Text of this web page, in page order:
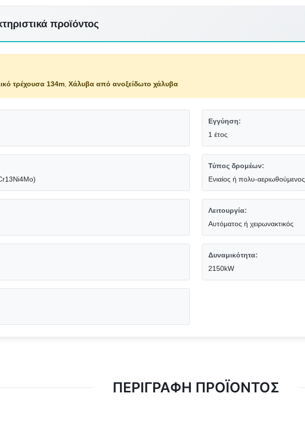
προϊόντος
τρέχουσα 134m Χάλυβα από ανοξείδωτο χάλυβα
Εγγύηση:
1 έτος
Τύπος δρομέων:
Ενιαίος ή πολυ-αεριωθούμενος
Λειτουργία:
Αυτόματος ή χειρωνακτικός
Δυναμικότητα:
2150kW
ΠΕΡΙΓΡΑΦΉ ΠΡΟΪΌΝΤΟΣ